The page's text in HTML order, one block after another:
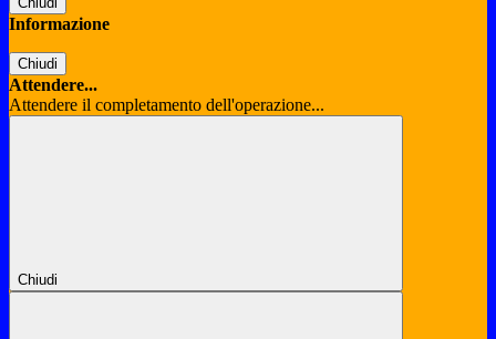
Informazione
Chiudi
Attendere...
Attendere il completamento dell'operazione...
Chiudi